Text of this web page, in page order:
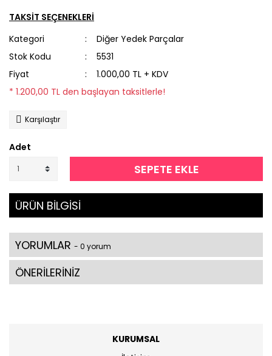
TAKSİT SEÇENEKLERİ
Kategori
Diğer Yedek Parçalar
Stok Kodu
5531
Fiyat
1.000,00 TL + KDV
* 1.200,00 TL den başlayan taksitlerle!
Karşılaştır
Adet
SEPETE EKLE
ÜRÜN BİLGİSİ
YORUMLAR - 0 yorum
ÖNERİLERİNİZ
KURUMSAL